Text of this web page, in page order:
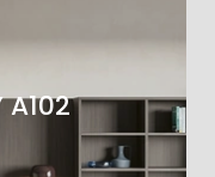
A102